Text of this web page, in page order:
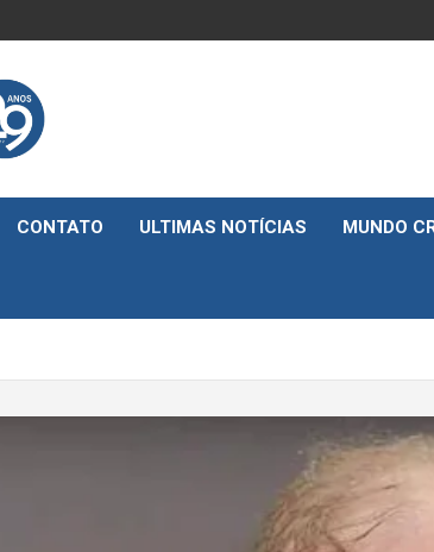
CONTATO ULTIMAS NOTÍCIAS MUNDO